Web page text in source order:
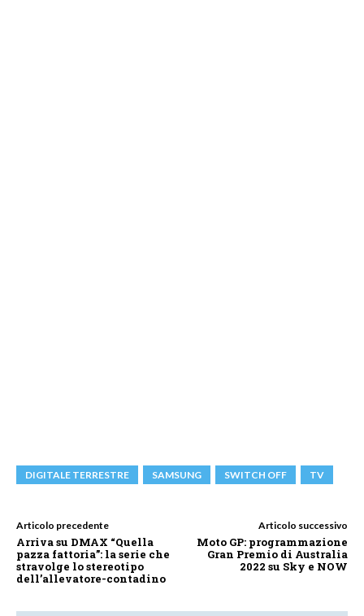
DIGITALE TERRESTRE SAMSUNG SWITCH OFF TV
Articolo precedente
Arriva su DMAX “Quella
pazza fattoria”: la serie che
stravolge lo stereotipo
dell’allevatore-contadino
Articolo successivo
Moto GP: programmazione
Gran Premio di Australia
2022 su Sky e NOW